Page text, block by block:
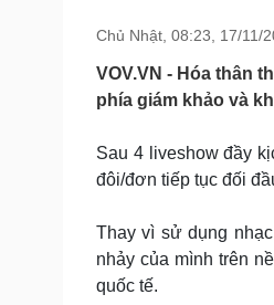
Pháp luật
Vụ án
Tư vấn luật
Sức khỏe
Dinh dưỡng - món ngon
Cây thuốc
Chủ Nhật, 08:23, 17/11/
VOV.VN - Hóa thân
phía giám khảo và
Sau 4 liveshow đầy
đôi/đơn tiếp tục đối
Thay vì sử dụng
nhảy của mình trên
quốc tế.